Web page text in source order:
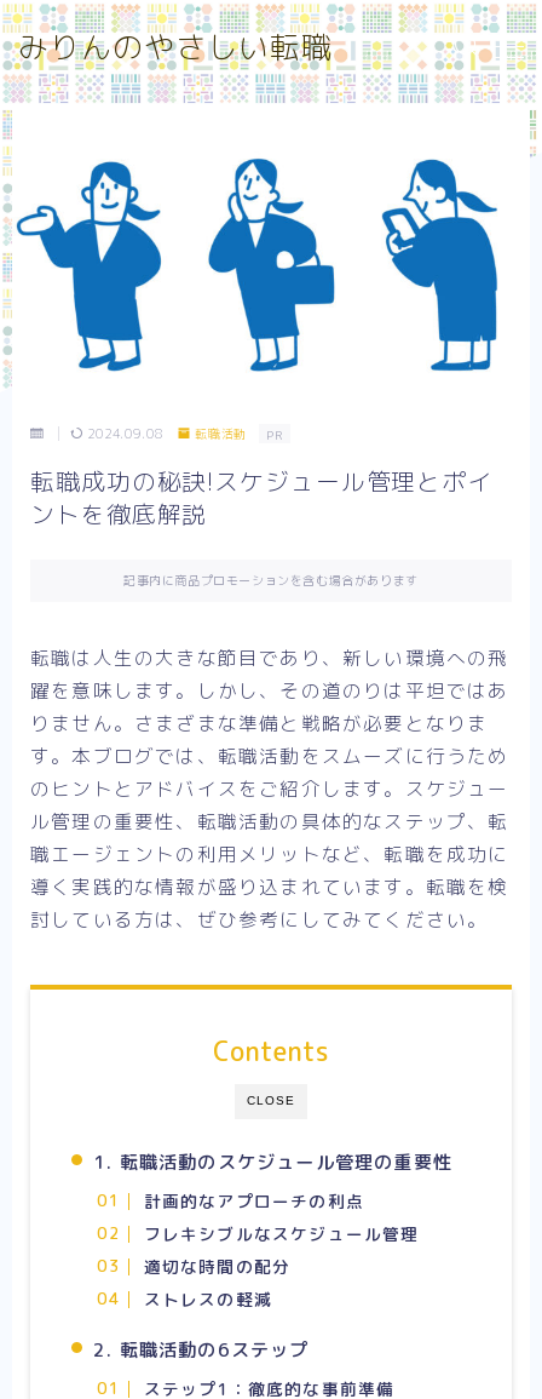
みりんのやさしい転職
MENU
プライバシーポリシー
メンタルケア
働き方
特定商取引法に基づく表記
記事一覧
転職エージェント
転職先選び
2024.09.08 転職活動 PR
転職成功の秘訣!スケジュール管理とポイ
ントを徹底解説
記事内に商品プロモーションを含む場合があります
転職は人生の大きな節目であり、新しい環境への飛
躍を意味します。しかし、その道のりは平坦ではあ
りません。さまざまな準備と戦略が必要となりま
す。本ブログでは、転職活動をスムーズに行うため
のヒントとアドバイスをご紹介します。スケジュー
ル管理の重要性、転職活動の具体的なステップ、転
職エージェントの利用メリットなど、転職を成功に
導く実践的な情報が盛り込まれています。転職を検
討している方は、ぜひ参考にしてみてください。
CLOSE
Contents
1. 転職活動のスケジュール管理の重要性
計画的なアプローチの利点
フレキシブルなスケジュール管理
適切な時間の配分
ストレスの軽減
2. 転職活動の6ステップ
ステップ1：徹底的な事前準備